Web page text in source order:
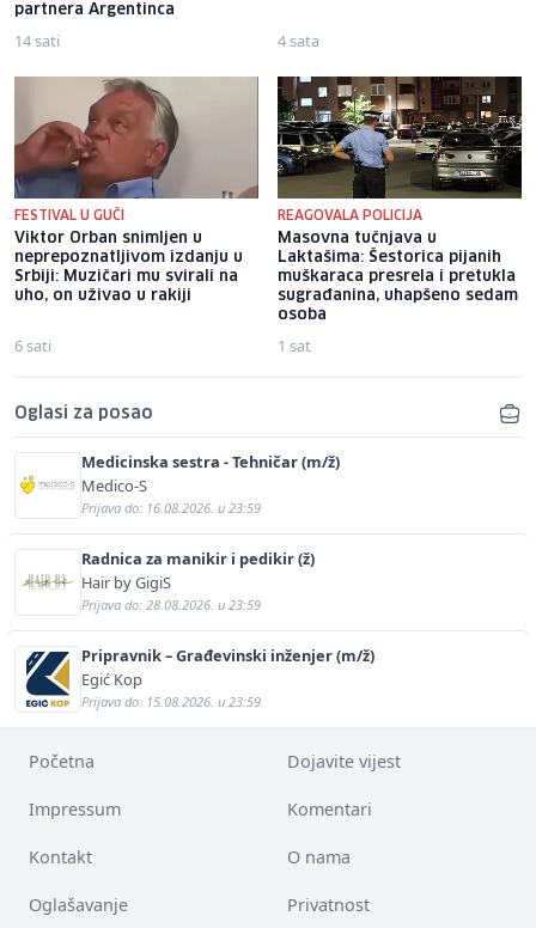
partnera Argentinca
14 sati 4 sata
FESTIVAL U GUČI
Viktor Orban snimljen u
neprepoznatljivom izdanju u
Srbiji: Muzičari mu svirali na
uho, on uživao u rakiji
6 sati
REAGOVALA POLICIJA
Masovna tučnjava u
Laktašima: Šestorica pijanih
muškaraca presrela i pretukla
sugrađanina, uhapšeno sedam
osoba
1 sat
Oglasi za posao
Medicinska sestra - Tehničar (m/ž)
Medico-S
Prijava do: 16.08.2026. u 23:59
Radnica za manikir i pedikir (ž)
Hair by GigiS
Prijava do: 28.08.2026. u 23:59
Pripravnik – Građevinski inženjer (m/ž)
Egić Kop
Prijava do: 15.08.2026. u 23:59
Početna Dojavite vijest
Impressum Komentari
Kontakt O nama
Oglašavanje Privatnost